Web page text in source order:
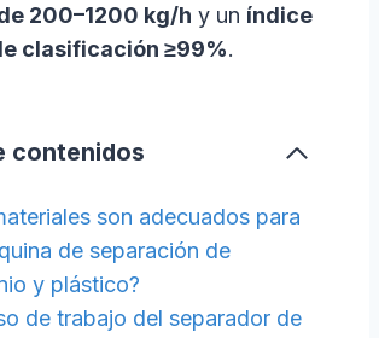
200–1200 kg/h y un índice
clasificación ≥99%.
contenidos
son adecuados para
de separación de
y plástico?
de trabajo del separador de